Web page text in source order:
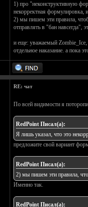
1) про "неконструктивную
некорректная формулировка,
2) мы пишем эти правила,
отправлять в "бан навсегда",
и еще: уважаемый Zombie_Ice,
отдельное наказание. а пока
RE: чат
По всей видимости я
RedPoint Писал(а):
Я лишь указал, что это
предложите свой вариант
RedPoint Писал(а):
2) мы пишем эти правила,
Именно так.
RedPoint Писал(а):